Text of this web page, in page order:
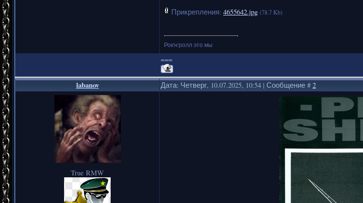
Прикрепления: 4655642.jpg (78.7 Kb)
Рок'н'ролл это мы
===
labanov Дата: Четверг, 10.07.2025, 10:54 | Сообщение #2
True RMW